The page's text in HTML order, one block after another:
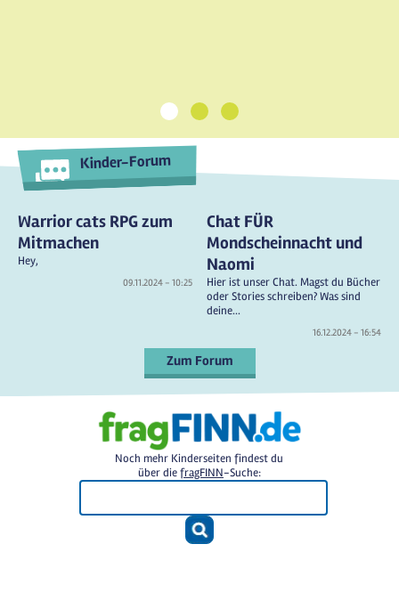
1 2 3
Kinder-Forum
Warrior cats RPG zum
Mitmachen
Hey,
09.11.2024 - 10:25
Chat FÜR
Mondscheinnacht und
Naomi
Hier ist unser Chat. Magst du Bücher
oder Stories schreiben? Was sind
deine...
16.12.2024 - 16:54
Zum Forum
Noch mehr Kinderseiten findest du
über diefragFINN-Suche: